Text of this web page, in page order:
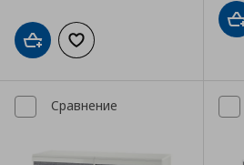
Добави в кошницата
Добави към списъка с
Сравнение